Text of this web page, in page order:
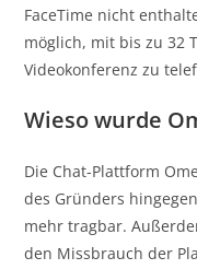
FaceTime nicht
möglich, mit bis zu 32
Videokonferenz zu
Wieso wurde
Die Chat-Plattform
des Gründers
mehr tragbar.
den Missbrauch der